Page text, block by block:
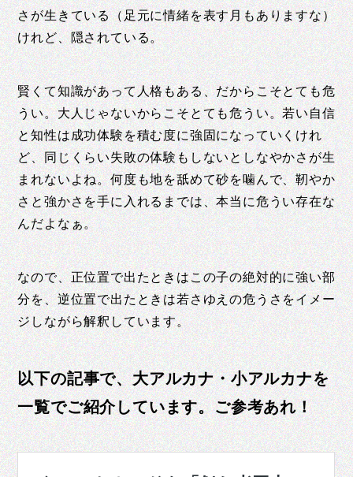
さが生きている（足元に情緒を表す月もありますな）
けれど、隠されている。
賢くて知識があって人格もある、だからこそとても危
うい。大人じゃないからこそとても危うい。若い自信
と知性は成功体験を積む度に強固になっていくけれ
ど、同じくらい失敗の体験もしないとしなやかさが生
まれないよね。何度も地を舐めて砂を噛んで、靭やか
さと強かさを手に入れるまでは、本当に危うい存在な
んだよなぁ。
なので、正位置で出たときはこの子の絶対的に強い部
分を、逆位置で出たときは若さゆえの危うさをイメー
ジしながら解釈しています。
以下の記事で、大アルカナ・小アルカナを
一覧でご紹介しています。ご参考あれ！